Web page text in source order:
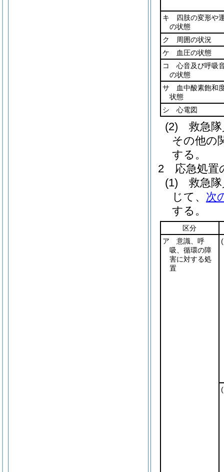
キ 四肢の変形や
の状態
ク 周囲の状況
ケ 血圧の状態
コ 心音及び呼吸
の状態
サ 血中酸素飽和
状態
シ 心電図
(2) 救急隊
その他の
する。
2 応急処置
(1) 救急隊
じて、 次
する。
区分
ア 意識、呼
吸、循環の障
害に対する処
置